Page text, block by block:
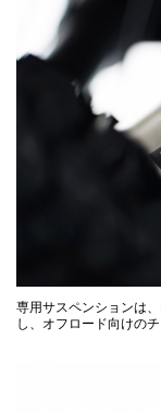
専用サスペンションは
し、オフロード向けの